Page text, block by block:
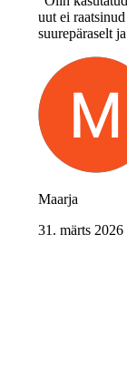
uut ei
suurepäraselt
Maarja
31. märts 2026